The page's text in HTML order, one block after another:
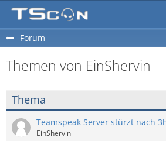
Forum
Themen von EinShervin
Thema
Teamspeak Server stürzt nach
EinShervin